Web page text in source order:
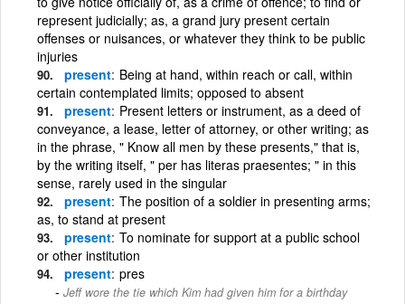
represent judicially; as, a grand jury present certain
offenses or nuisances, or whatever they think to be public
injuries
present Being at hand, within reach or call, within
certain contemplated limits; opposed to absent
present Present letters or instrument, as a deed of
conveyance, a lease, letter of attorney, or other writing; as
in the phrase, " Know all men by these presents," that is,
by the writing itself, " per has literas praesentes; " in this
sense, rarely used in the singular
present The position of a soldier in presenting arms;
as, to stand at present
present To nominate for support at a public school
or other institution
present pres
Jeff wore the tie which Kim had given him for a birthday